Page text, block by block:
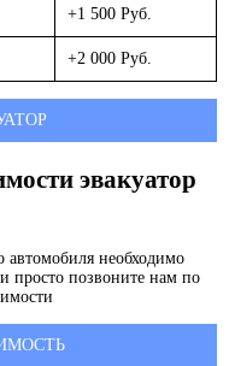
+1 500 Руб.
+2 000 Руб.
эвакуатор
автомобиля необходимо
просто позвоните нам по